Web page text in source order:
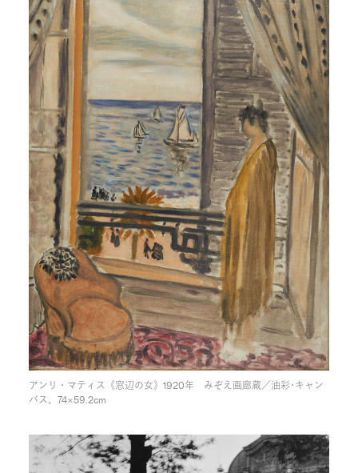
アンリ・マティス《窓辺の女》1920年 みぞえ画廊蔵／油彩･キャン
バス、74×59.2cm